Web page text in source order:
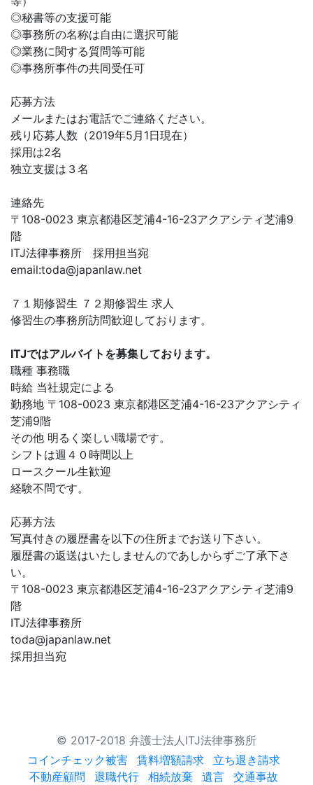
◎秘書等の支援可能
◎事務所の名称は自由に選択可能
◎業務に関する質問等可能
◎事務所事件の共同受任可
応募方法
メールまたはお電話でご連絡ください。
残り応募人数（2019年5月1日現在）
採用は2名
独立支援は３名
連絡先
〒108-0023 東京都港区芝浦4-16-23アクアシティ芝浦9
階
ITJ法律事務所 採用担当宛
email:toda@japanlaw.net
７１期修習生 ７２期修習生 求人
修習生の事務所訪問歓迎しております。
ITJではアルバイトを募集しております。
職種 事務職
時給 当社規定による
勤務地 〒108-0023 東京都港区芝浦4-16-23アクアシティ
芝浦9階
その他 明るく楽しい職場です。
シフトは週４０時間以上
ロースクール生歓迎
経験不問です。
応募方法
写真付きの履歴書を以下の住所までお送り下さい。
履歴書の返送はいたしませんのであしからずご了承下さ
い。
〒108-0023 東京都港区芝浦4-16-23アクアシティ芝浦9
階
ITJ法律事務所
toda@japanlaw.net
採用担当宛
© 2017-2018 弁護士法人ITJ法律事務所
コインチェック被害
賃料増額請求
立ち退き請求
不動産顧問
退職代行 相続放棄 遺言 交通事故